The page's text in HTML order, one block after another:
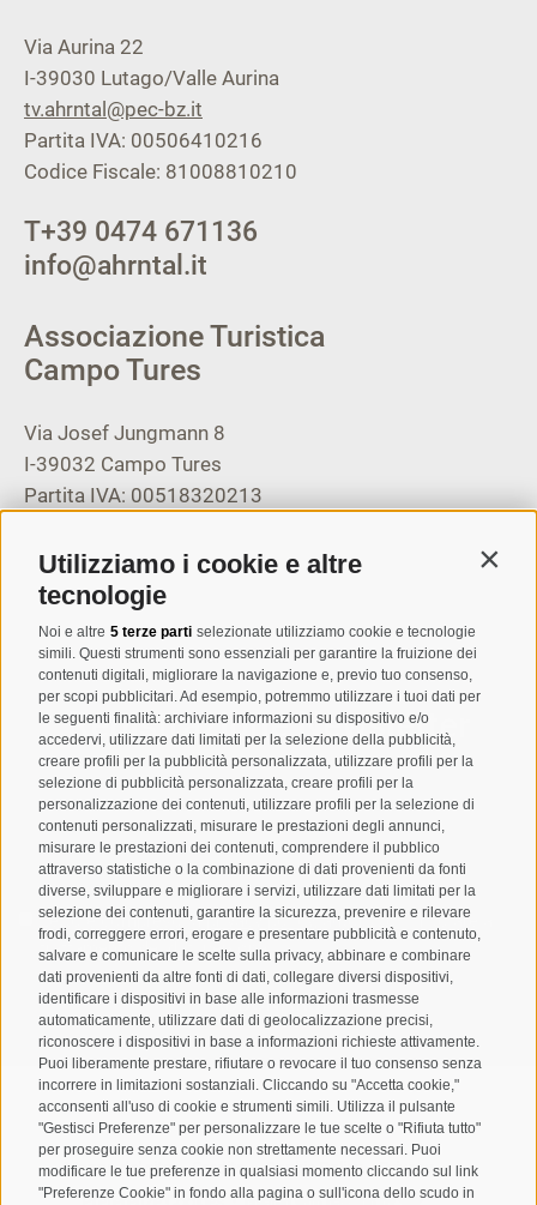
Utilizziamo i cookie e altre
tecnologie
Noi e altre 5 terze parti selezionate utilizziamo cookie e tecnologie
simili. Questi strumenti sono essenziali per garantire la fruizione dei
contenuti digitali, migliorare la navigazione e, previo tuo consenso,
per scopi pubblicitari. Ad esempio, potremmo utilizzare i tuoi dati per
le seguenti finalità: archiviare informazioni su dispositivo e/o
accedervi, utilizzare dati limitati per la selezione della pubblicità,
creare profili per la pubblicità personalizzata, utilizzare profili per la
selezione di pubblicità personalizzata, creare profili per la
personalizzazione dei contenuti, utilizzare profili per la selezione di
contenuti personalizzati, misurare le prestazioni degli annunci,
misurare le prestazioni dei contenuti, comprendere il pubblico
attraverso statistiche o la combinazione di dati provenienti da fonti
diverse, sviluppare e migliorare i servizi, utilizzare dati limitati per la
selezione dei contenuti, garantire la sicurezza, prevenire e rilevare
frodi, correggere errori, erogare e presentare pubblicità e contenuto,
salvare e comunicare le scelte sulla privacy, abbinare e combinare
dati provenienti da altre fonti di dati, collegare diversi dispositivi,
identificare i dispositivi in base alle informazioni trasmesse
automaticamente, utilizzare dati di geolocalizzazione precisi,
riconoscere i dispositivi in base a informazioni richieste attivamente.
Puoi liberamente prestare, rifiutare o revocare il tuo consenso senza
incorrere in limitazioni sostanziali. Cliccando su "Accetta cookie,"
acconsenti all'uso di cookie e strumenti simili. Utilizza il pulsante
"Gestisci Preferenze" per personalizzare le tue scelte o "Rifiuta tutto"
per proseguire senza cookie non strettamente necessari. Puoi
modificare le tue preferenze in qualsiasi momento cliccando sul link
"Preferenze Cookie" in fondo alla pagina o sull'icona dello scudo in
Via Aurina 22
I-39030 Lutago/Valle Aurina
tv.ahrntal@pec-bz.it
Partita IVA: 00506410216
Codice Fiscale: 81008810210
T+39 0474 671136
info@ahrntal.it
Associazione Turistica
Campo Tures
Via Josef Jungmann 8
I-39032 Campo Tures
Partita IVA: 00518320213
T+39 0474 678076
info@taufers.com
Registrazione Newsletter
Letto e compreso laprivacy policy, autorizzo il Titolare al
trattamento dei dati personali
ABBONARSI
Mappa del sito • Credits • Cookie Policy • Privacy •
•